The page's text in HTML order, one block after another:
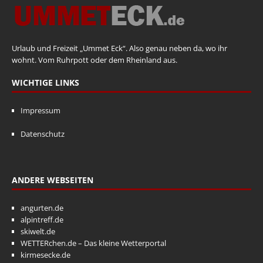
Urlaub und Freizeit „Ummet Eck“. Also genau neben da, wo ihr
wohnt. Vom Ruhrpott oder dem Rheinland aus.
WICHTIGE LINKS
Impressum
Datenschutz
ANDERE WEBSEITEN
angurten.de
alpintreff.de
skiwelt.de
WETTERchen.de – Das kleine Wetterportal
kirmesecke.de